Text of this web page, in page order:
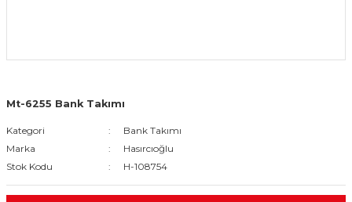
Mt-6255 Bank Takımı
Kategori
Bank Takımı
Marka
Hasırcıoğlu
Stok Kodu
H-108754